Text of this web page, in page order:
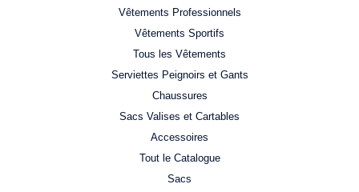
Vêtements Professionnels
Vêtements Sportifs
Tous les Vêtements
Serviettes Peignoirs et Gants
Chaussures
Sacs Valises et Cartables
Accessoires
Tout le Catalogue
Sacs